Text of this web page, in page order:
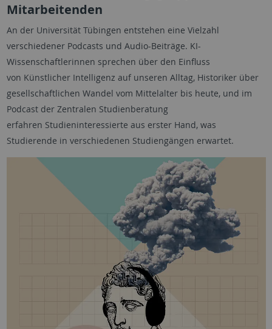
Mitarbeitenden
An der Universität Tübingen entstehen eine Vielzahl
verschiedener Podcasts und Audio-Beiträge. KI-
Wissenschaftlerinnen sprechen über den Einfluss
von Künstlicher Intelligenz auf unseren Alltag, Historiker über
gesellschaftlichen Wandel vom Mittelalter bis heute, und im
Podcast der Zentralen Studienberatung
erfahren Studieninteressierte aus erster Hand, was
Studierende in verschiedenen Studiengängen erwartet.